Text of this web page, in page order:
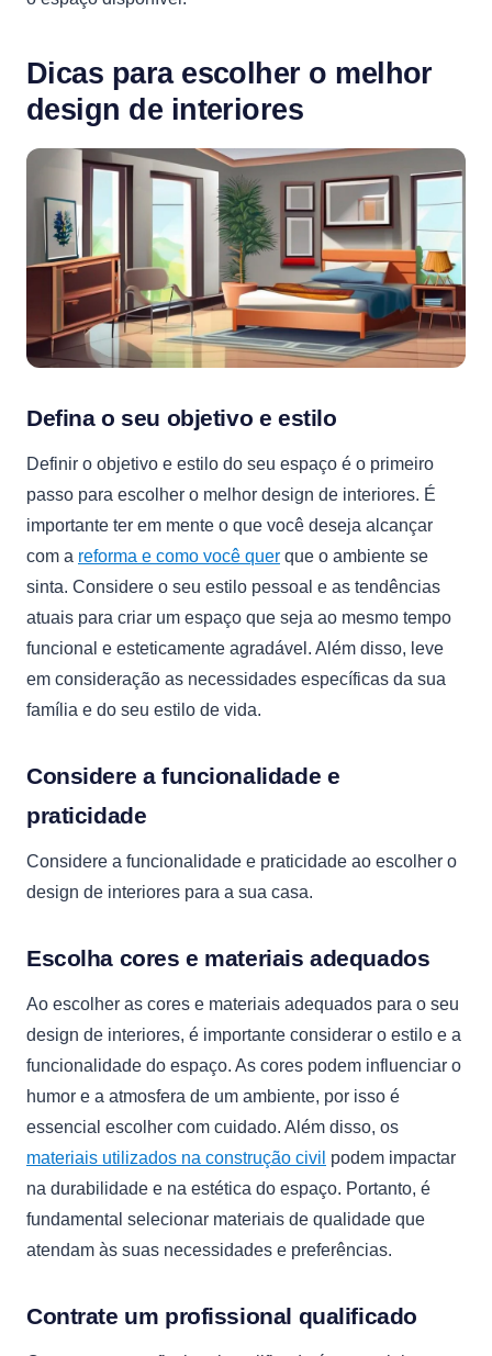
Dicas para escolher o melhor
design de interiores
Defina o seu objetivo e estilo
Definir o objetivo e estilo do seu espaço é o primeiro
passo para escolher o melhor design de interiores. É
importante ter em mente o que você deseja alcançar
com a reforma e como você quer que o ambiente se
sinta. Considere o seu estilo pessoal e as tendências
atuais para criar um espaço que seja ao mesmo tempo
funcional e esteticamente agradável. Além disso, leve
em consideração as necessidades específicas da sua
família e do seu estilo de vida.
Considere a funcionalidade e
praticidade
Considere a funcionalidade e praticidade ao escolher o
design de interiores para a sua casa.
Escolha cores e materiais adequados
Ao escolher as cores e materiais adequados para o seu
design de interiores, é importante considerar o estilo e a
funcionalidade do espaço. As cores podem influenciar o
humor e a atmosfera de um ambiente, por isso é
essencial escolher com cuidado. Além disso, os
materiais utilizados na construção civil podem impactar
na durabilidade e na estética do espaço. Portanto, é
fundamental selecionar materiais de qualidade que
atendam às suas necessidades e preferências.
Contrate um profissional qualificado